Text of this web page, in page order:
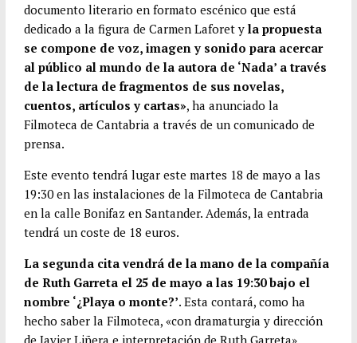
documento literario en formato escénico que está
dedicado a la figura de Carmen Laforet yla propuesta
se compone de voz, imagen y sonido para acercar
al público al mundo de la autora de ‘Nada’ a través
de la lectura de fragmentos de sus novelas,
cuentos, artículos y cartas», ha anunciado la
Filmoteca de Cantabria a través de un comunicado de
prensa.
Este evento tendrá lugar este martes 18 de mayo a las
19:30 en las instalaciones de la Filmoteca de Cantabria
en la calle Bonifaz en Santander. Además, la entrada
tendrá un coste de 18 euros.
La segunda cita vendrá de la mano de la compañía
de Ruth Garreta el 25 de mayo a las 19:30 bajo el
nombre ‘¿Playa o monte?’. Esta contará, como ha
hecho saber la Filmoteca, «con dramaturgia y dirección